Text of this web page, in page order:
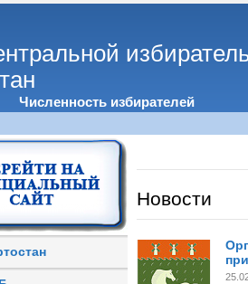
Численность избирателей
Новости